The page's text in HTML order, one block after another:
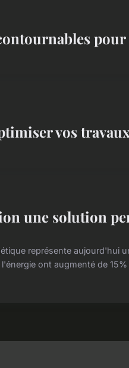
vos
une solution
représente aujourd'hui
l'énergie ont augmenté de